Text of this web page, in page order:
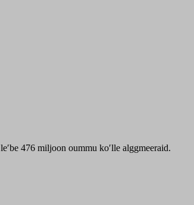
476 miljoon oummu koʹlle alggmeeraid.